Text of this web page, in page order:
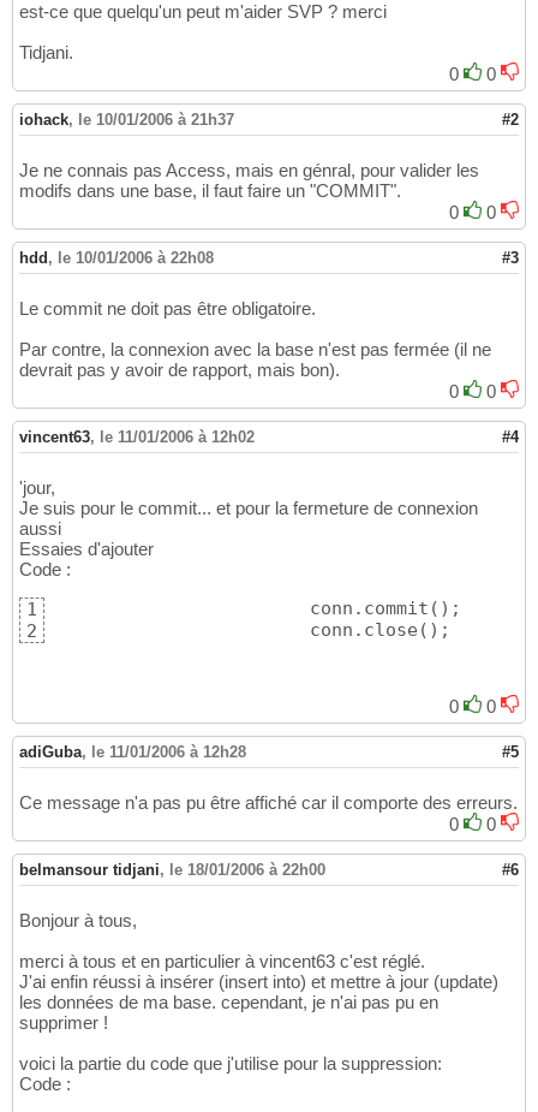
23
24
25
26
27
28
	  		System.out.println
(
}
}
est-ce que quelqu'un peut m'aider SVP ? merci
Tidjani.
0
0
iohack, le 10/01/2006 à 21h37 #2
Je ne connais pas Access, mais en génral, pour valider les
modifs dans une base, il faut faire un "COMMIT".
0
0
hdd , le 10/01/2006 à 22h08 #3
Le commit ne doit pas être obligatoire.
Par contre, la connexion avec la base n'est pas fermée (il ne
devrait pas y avoir de rapport, mais bon).
0
0
vincent63, le 11/01/2006 à 12h02 #4
'jour,
Je suis pour le commit... et pour la fermeture de connexion
aussi
Essaies d'ajouter
Code :
1
2
			conn.commit
( ) ;
			conn.close
( ) ;
0 0
adiGuba, le 11/01/2006 à 12h28 #5
Ce message n'a pas pu être affiché car il comporte des erreurs.
0
0
belmansour tidjani, le 18/01/2006 à 22h00 #6
Bonjour à tous,
merci à tous et en particulier à vincent63 c'est réglé.
J'ai enfin réussi à insérer (insert into) et mettre à jour (update)
les données de ma base. cependant, je n'ai pas pu en
supprimer !
voici la partie du code que j'utilise pour la suppression:
Code :